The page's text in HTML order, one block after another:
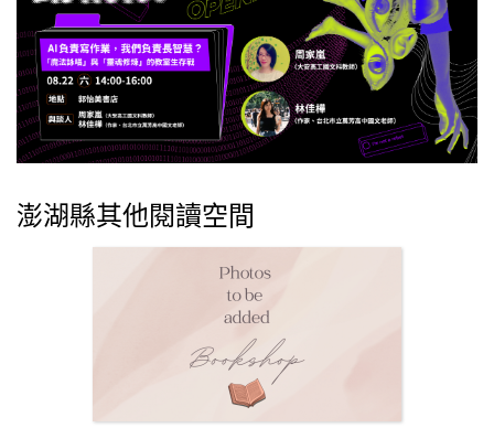
澎湖縣其他閱讀空間